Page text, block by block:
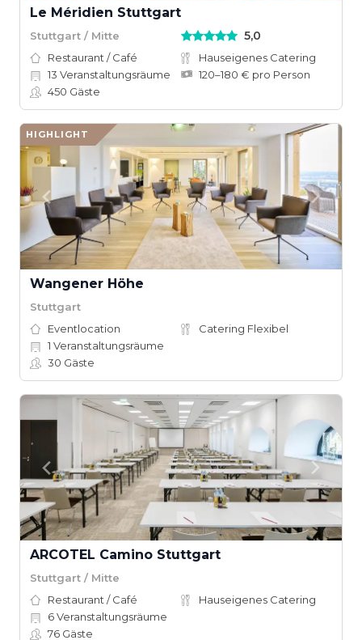
Le Méridien Stuttgart
Stuttgart / Mitte 5,0
Restaurant / Café
Hauseigenes Catering
13 Veranstaltungsräume
120–180 € pro Person
450 Gäste
HIGHLIGHT
Wangener Höhe
Stuttgart
Eventlocation
Catering Flexibel
1 Veranstaltungsräume
30 Gäste
ARCOTEL Camino Stuttgart
Stuttgart / Mitte
Restaurant / Café
Hauseigenes Catering
6Veranstaltungsräume
76 Gäste